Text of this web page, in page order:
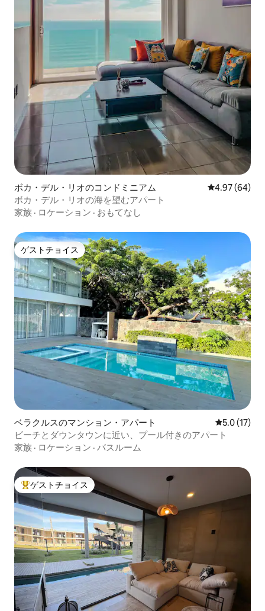
ボカ・デル・リオのコンドミニアム レビュー64
4.97 (64)
ボカ・デル・リオの海を望むアパート
家族 · ロケーション · おもてなし
ゲストチョイス
ゲストチョイス
ベラクルスのマンション・アパート レビュー17
5.0 (17)
ビーチとダウンタウンに近い、プール付きのアパート
家族 · ロケーション · バスルーム
大好評のゲストチョイスです。
ゲストチョイス